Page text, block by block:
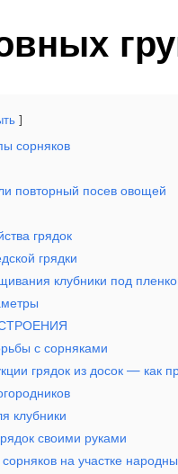
сорняков
повторный посев овощей
грядок
грядки
клубники под
с сорняками
грядок из досок — как
клубники
своими руками
сорняков на участке